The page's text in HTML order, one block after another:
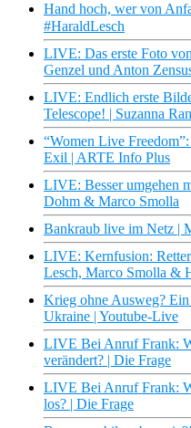
Hand hoch, wer von
#HaraldLesch
LIVE: Das erste Foto
Genzel und Anton
LIVE: Endlich erste
Telescope! | Suzanna
“Women Live
Exil | ARTE Info Plus
LIVE: Besser umgehen
Dohm & Marco Smolla
Bankraub live im Netz |
LIVE: Kernfusion:
Lesch, Marco Smolla &
Krieg ohne Ausweg?
Ukraine | Youtube-Live
LIVE Bei Anruf Frank:
verändert? | Die Frage
LIVE Bei Anruf Frank:
los? | Die Frage